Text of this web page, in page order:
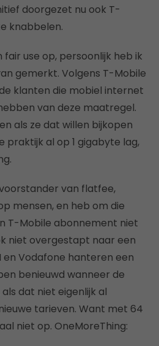
doorgezet nu ook T-
knabbelen.
fair use op, persoonlijk heb ik
gemerkt. Volgens T-Mobile
klanten die mobiel internet
van deze maatregel.
als ze dat willen bijkopen
praktijk al op 1 gigabyte lag,
van flatfee,
mensen, en heb om die
T-Mobile abonnement niet
niet overgestapt naar een
en Vodafone hanteren een
benieuwd wanneer de
dat niet eigenlijk al
tarieven. Want met 64
niet op. OneMoreThing: